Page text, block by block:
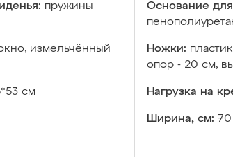
пружины
Основание
измельчённый
Ножки:
опор - 20 см,
см Нагрузка на
Ширина, см: 70